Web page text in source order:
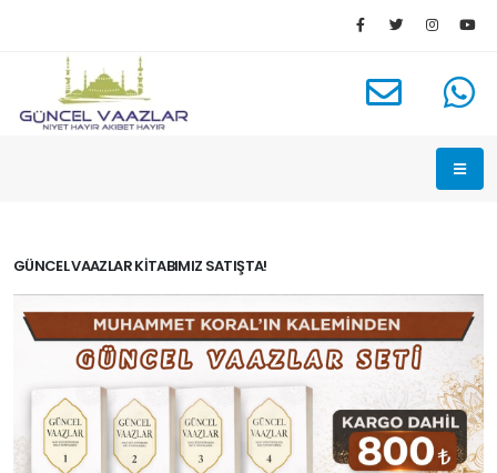
GÜNCEL VAAZLAR KITABIMIZ SATIŞTA!